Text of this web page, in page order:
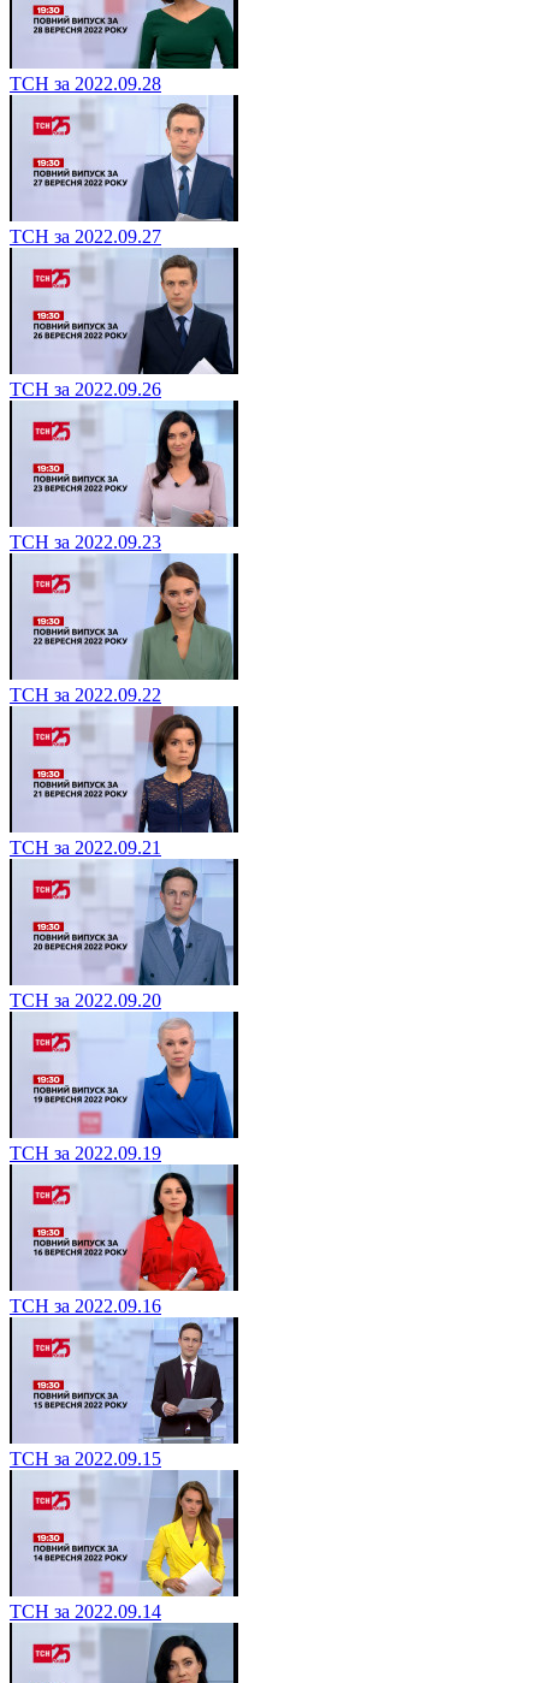
ТСН за 2022.09.28
ТСН за 2022.09.27
ТСН за 2022.09.26
ТСН за 2022.09.23
ТСН за 2022.09.22
ТСН за 2022.09.21
ТСН за 2022.09.20
ТСН за 2022.09.19
ТСН за 2022.09.16
ТСН за 2022.09.15
ТСН за 2022.09.14